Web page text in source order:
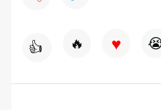
👍 🔥 ♥